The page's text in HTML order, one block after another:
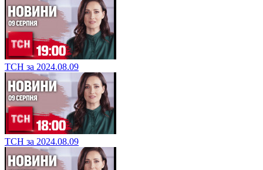
ТСН за 2024.08.09
ТСН за 2024.08.09